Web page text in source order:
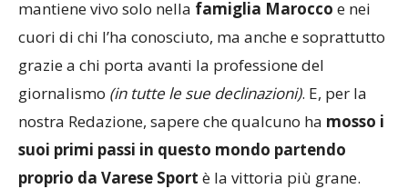
mantiene vivo solo nella famiglia Marocco e nei
cuori di chi l’ha conosciuto, ma anche e soprattutto
grazie a chi porta avanti la professione del
giornalismo (in tutte le sue declinazioni). E, per la
nostra Redazione, sapere che qualcuno ha mosso i
suoi primi passi in questo mondo partendo
proprio da Varese Sport è la vittoria più grane.